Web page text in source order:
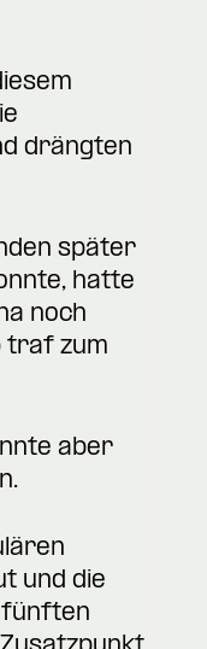
drängten
später
hatte
noch
traf zum
aber
und die
fünften